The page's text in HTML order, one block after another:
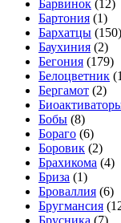
Барвинок (12)
Бартония (1)
Бархатцы (150)
Баухиния (2)
Бегония (179)
Белоцветник
Бергамот (2)
Бобы (8)
Бораго (6)
Боровик (2)
Брахикома (4)
Бриза (1)
Броваллия (6)
Бругмансия